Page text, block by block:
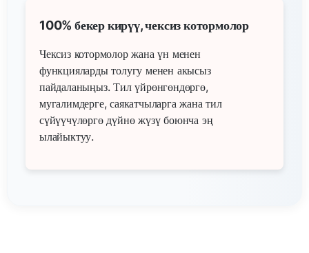
100% бекер кирүү, чексиз котормолор
Чексиз котормолор жана үн менен
функцияларды толугу менен акысыз
пайдаланыңыз. Тил үйрөнгөндөргө,
мугалимдерге, саякатчыларга жана тил
сүйүүчүлөргө дүйнө жүзү боюнча эң
ылайыктуу.